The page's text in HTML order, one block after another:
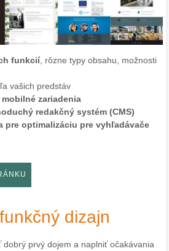
funkcií, rôzne typy obsahu, možnosti
vašich predstáv
zariadenia
redakčný systém (CMS)
pre optimalizáciu pre vyhľadávače
dizajn
prvý dojem a naplniť očakávania